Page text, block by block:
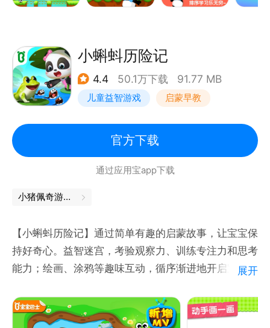
计，贴心语音、丰富场景，让宝宝的排序启蒙可以变得
乐趣满满！
各位爸爸妈妈们不要再犹豫啦！让【宝宝玩排序】成为
产品特点：
1.简单有趣的界面、精心设计的动画效果；
2.贴心语音+视觉引导，方便宝宝独立操作；
3.生动有趣的故事内容，轻松激发学习兴趣。
小蝌蚪历险记
4.4 50.1万下载 91.77 MB
儿童益智游戏 启蒙早教
官方下载
通过应用宝app下载
小猪佩奇游戏大全
【小蝌蚪历险记】通过简单有趣的启蒙故事，让宝宝保
持好奇心。益智迷宫，考验观察力、训练专注力和思考
能力；绘画、涂鸦等趣味互动，循序渐进地开启宝宝绘
由经典童谣故事“小蝌蚪找妈妈”改编的启蒙互动APP
展开